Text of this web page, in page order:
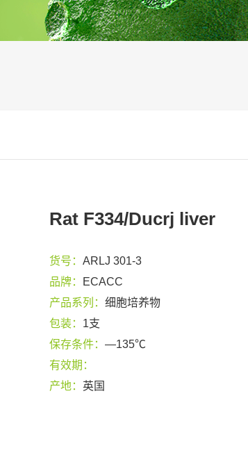
Rat F334/Ducrj liver
货号： ARLJ 301-3
品牌：
ECACC
产品系列： 细胞培养物
包装： 1支
保存条件： —135℃
有效期：
产地： 英国